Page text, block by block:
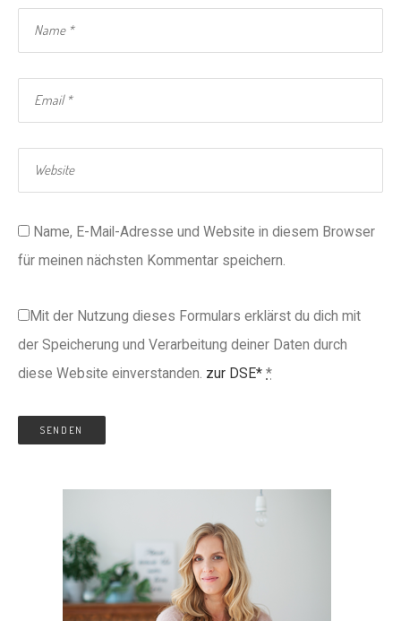
Name, E-Mail-Adresse und Website in diesem Browser
für meinen nächsten Kommentar speichern.
Mit der Nutzung dieses Formulars erklärst du dich mit
der Speicherung und Verarbeitung deiner Daten durch
diese Website einverstanden. zur DSE* *